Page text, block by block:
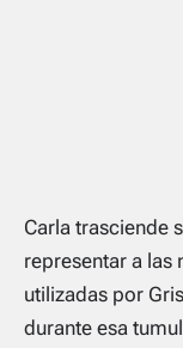
Carla trasciende
representar a las
utilizadas por
durante esa